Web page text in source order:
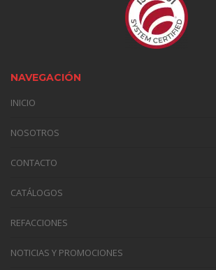
NAVEGACIÓN
INICIO
NOSOTROS
CONTACTO
CATÁLOGOS
REFACCIONES
NOTICIAS Y PROMOCIONES